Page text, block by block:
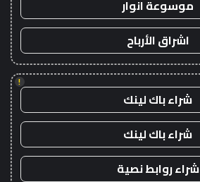
موسوعة انوار
اشراق الأرباح
!
شراء باك لينك
شراء باك لينك
شراء روابط نصية